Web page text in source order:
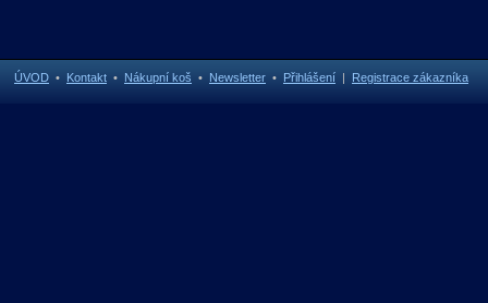
ÚVOD • Kontakt • Nákupní koš • Newsletter • Přihlášení | Registrace zákazníka